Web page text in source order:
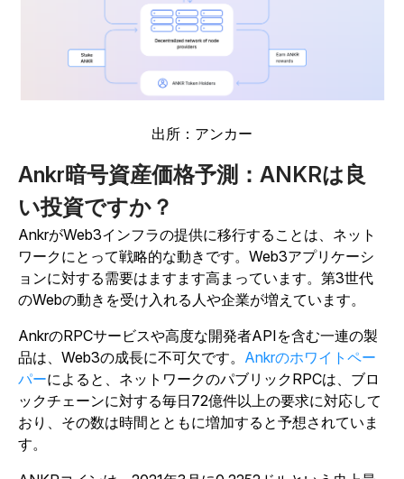
出所：アンカー
Ankr暗号資産価格予測：ANKRは良
い投資ですか？
AnkrがWeb3インフラの提供に移行することは、ネット
ワークにとって戦略的な動きです。Web3アプリケーシ
ョンに対する需要はますます高まっています。第3世代
のWebの動きを受け入れる人や企業が増えています。
AnkrのRPCサービスや高度な開発者APIを含む一連の製
品は、Web3の成長に不可欠です。 Ankrのホワイトペー
パーによると、ネットワークのパブリックRPCは、ブロ
ックチェーンに対する毎日72億件以上の要求に対応して
おり、その数は時間とともに増加すると予想されていま
す。